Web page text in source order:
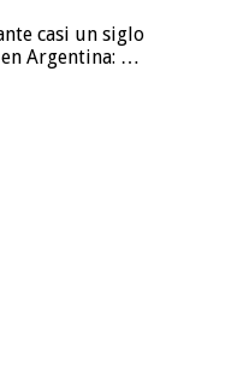
casi un siglo
Argentina: …